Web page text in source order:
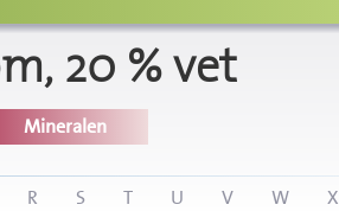
20 % vet
Mineralen
R S T U V W X